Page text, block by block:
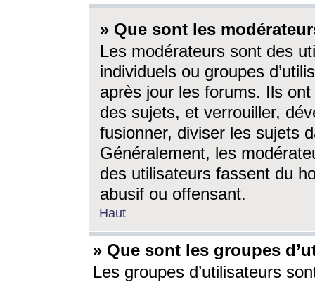
» Que sont les
Les modérateurs sont des
individuels ou groupes
après jour les forums. Ils ont
des sujets, et verrouiller,
fusionner, diviser les sujets
Généralement, les
des utilisateurs fassent du
abusif ou offensant.
Haut
» Que sont les groupes
Les groupes d’utilisateurs